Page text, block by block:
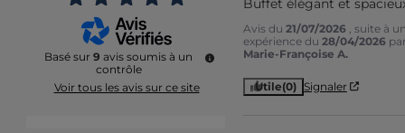
Basé sur 9 avis soumis à un
contrôle
Voir tous les avis sur ce site
Buffet élégant et
Avis du 21/07/2026
, suite à
expérience du 28/04/2026
Marie-Françoise A.
Utile(0) Signaler